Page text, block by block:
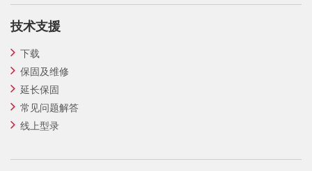
技术支援
下载
保固及维修
延长保固
常见问题解答
线上型录